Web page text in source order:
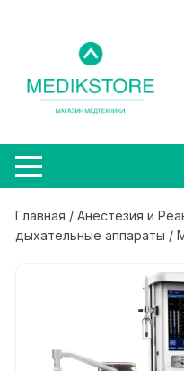
содержимому
Главная /Анестезия и
дыхательные аппараты /